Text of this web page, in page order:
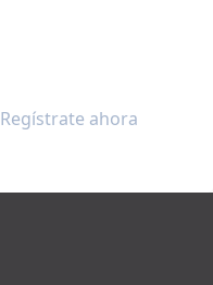
Regístrate ahora